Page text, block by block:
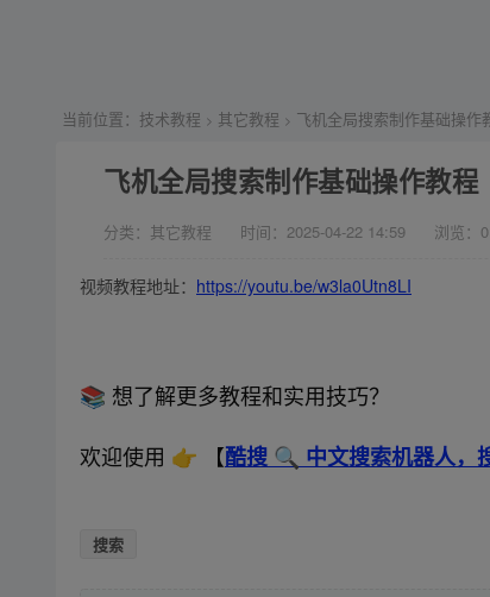
当前位置： 技术教程 > 其它教程 > 飞机全局搜索制作基础操作
飞机全局搜索制作基础操作教程
分类：其它教程 时间：2025-04-22 14:59 浏览： 0
视频教程地址： https://youtu.be/w3la0Utn8LI
📚 想了解更多教程和实用技巧？
欢迎使用 👉 【酷搜 🔍 中文搜索机器人，
搜索